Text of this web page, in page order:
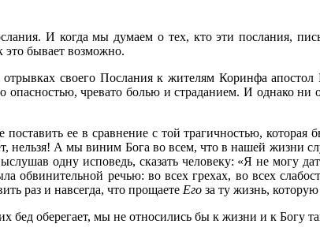
И когда мы думаем о тех, кто эти послания,
это бывает возможно.
своего Послания к жителям Коринфа апостол
чревато болью и страданием. И однако ни
ее в сравнение с той трагичностью, которая
А мы виним Бога во всем, что в нашей жизни
одну исповедь, сказать человеку: «Я не могу
речью: во всех грехах, во всех
раз и навсегда, что прощаете Его за ту жизнь,
бед оберегает, мы не относились бы к жизни и к Богу